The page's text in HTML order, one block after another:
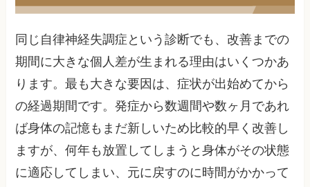
同じ自律神経失調症という診断でも、改善までの
期間に大きな個人差が生まれる理由はいくつかあ
ります。最も大きな要因は、症状が出始めてから
の経過期間です。発症から数週間や数ヶ月であれ
ば身体の記憶もまだ新しいため比較的早く改善し
ますが、何年も放置してしまうと身体がその状態
に適応してしまい、元に戻すのに時間がかかって